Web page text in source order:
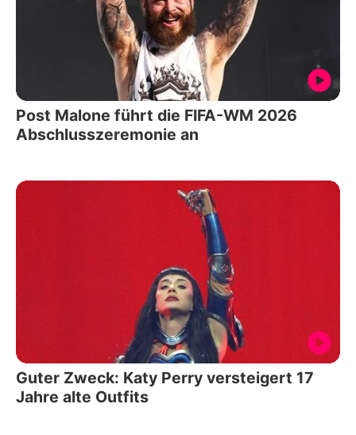
Post Malone führt die FIFA-WM 2026
Abschlusszeremonie an
Guter Zweck: Katy Perry versteigert 17
Jahre alte Outfits